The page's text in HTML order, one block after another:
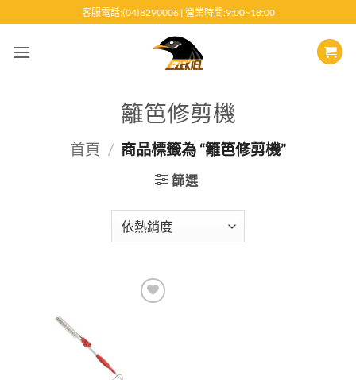
至
客服電話:(04)8290006 | 營業時間:9:00~18:00
籬笆修剪機
首頁 / 商品標籤為 “籬笆修剪機”
篩選